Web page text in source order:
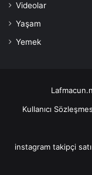
Videolar
Yaşam
Yemek
Kullanıcı
instagram takipçi